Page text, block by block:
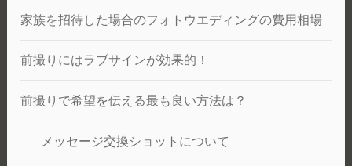
家族を招待した場合のフォトウエディングの費用相場
前撮りにはラブサインが効果的！
前撮りで希望を伝える最も良い方法は？
メッセージ交換ショットについて